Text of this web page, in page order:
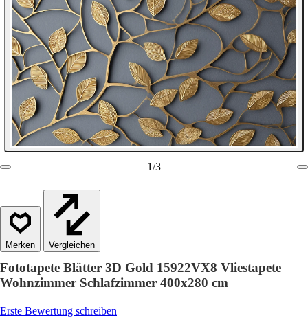
1/3
Vergleichen
Fototapete Blätter 3D Gold 15922VX8 Vliestapete
Wohnzimmer Schlafzimmer 400x280 cm
Erste Bewertung schreiben